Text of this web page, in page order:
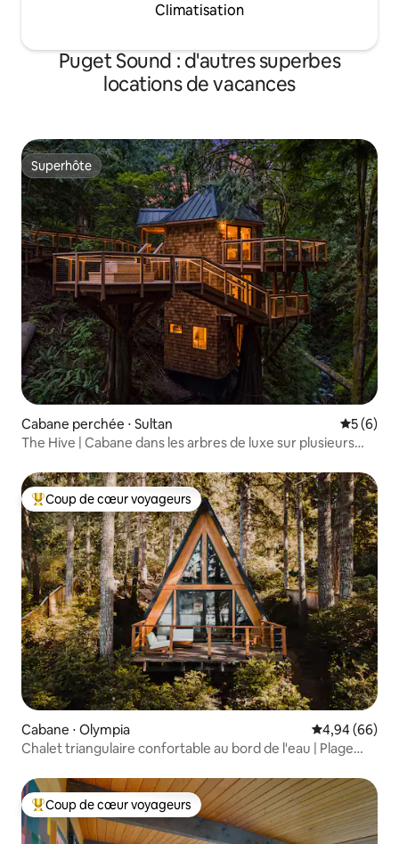
Climatisation
Puget Sound : d'autres superbes
locations de vacances
Superhôte
Superhôte
Cabane perchée ⋅ Sultan
5 (6)
The Hive | Cabane dans les arbres de luxe sur plusieurs
Coups de cœur voyageurs les plus appréciés
Coup de cœur voyageurs
Cabane ⋅ Olympia Évaluation
4,94 (66)
Chalet triangulaire confortable au bord de l'eau | Plage
Coups de cœur voyageurs les plus appréciés
Coup de cœur voyageurs